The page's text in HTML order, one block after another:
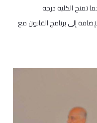
تمنح الكلية درجة
إلى برنامج القانون مع